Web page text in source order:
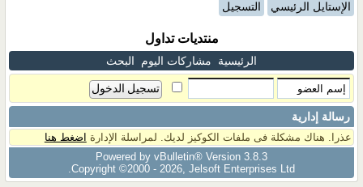
الإستايل الرئيسي التسجيل
منتديات تداول
الرئيسية مشاركات اليوم البحث
رسالة إدارية
عذرا. هناك مشكلة فى ملفات الكوكيز لديك. لمراسلة الإدارة اضغط هنا
Powered by vBulletin® Version 3.8.3
Copyright ©2000 - 2026, Jelsoft Enterprises Ltd.